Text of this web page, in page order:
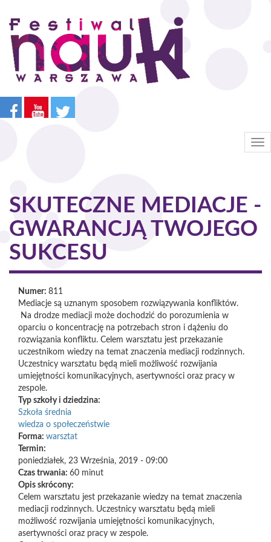
Przejdź
treści
SKUTECZNE MEDIACJE -
GWARANCJĄ TWOJEGO
SUKCESU
Numer: 811
Mediacje są uznanym sposobem rozwiązywania konfliktów.
Na drodze mediacji może dochodzić do porozumienia w
oparciu o koncentrację na potrzebach stron i dążeniu do
rozwiązania konfliktu. Celem warsztatu jest przekazanie
uczestnikom wiedzy na temat znaczenia mediacji rodzinnych.
Uczestnicy warsztatu będą mieli możliwość rozwijania
umiejętności komunikacyjnych, asertywności oraz pracy w
zespole.
Typ szkoły i dziedzina:
Szkoła średnia
wiedza o społeczeństwie
Forma: warsztat
Termin:
poniedziałek, 23 Września, 2019 - 09:00
Czas trwania: 60 minut
Opis skrócony:
Celem warsztatu jest przekazanie wiedzy na temat znaczenia
mediacji rodzinnych. Uczestnicy warsztatu będą mieli
możliwość rozwijania umiejętności komunikacyjnych,
asertywności oraz pracy w zespole.